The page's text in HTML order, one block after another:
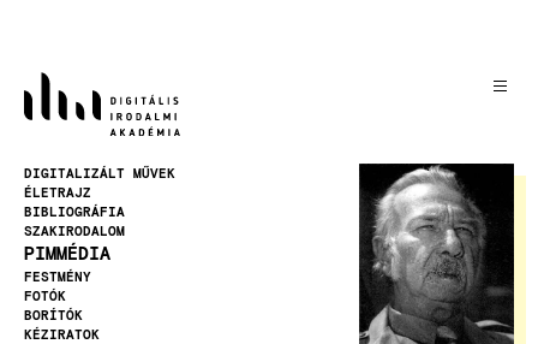
DIGITALIZÁLT MŰVEK
ÉLETRAJZ
BIBLIOGRÁFIA
SZAKIRODALOM
PIMMÉDIA
FESTMÉNY
FOTÓK
BORÍTÓK
KÉZIRATOK